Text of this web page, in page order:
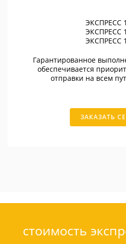
ЭКСПРЕСС
ЭКСПРЕСС
ЭКСПРЕСС
Гарантированное
обеспечивается
отправки на всем
ЗАКАЗАТЬ
стоимость